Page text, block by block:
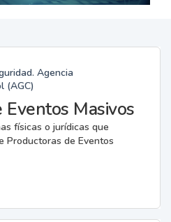
Agencia
(AGC)
Masivos
físicas o jurídicas que
Productoras de Eventos